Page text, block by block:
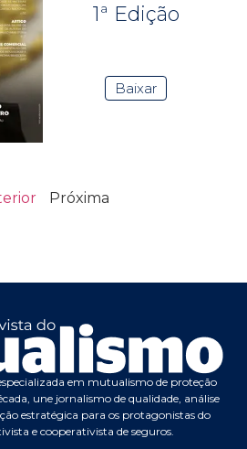
1ª Edição
Baixar
Próxima
em mutualismo de proteção
une jornalismo de qualidade, análise
estratégica para os protagonistas do
e cooperativista de seguros.